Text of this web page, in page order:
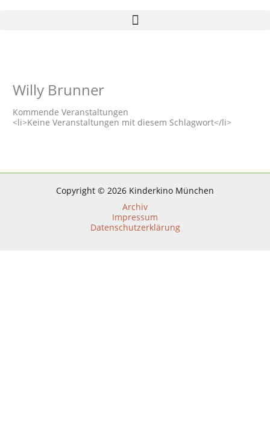
Willy Brunner
Kommende Veranstaltungen
<li>Keine Veranstaltungen mit diesem Schlagwort</li>
Copyright © 2026 Kinderkino München
Archiv
Impressum
Datenschutzerklärung